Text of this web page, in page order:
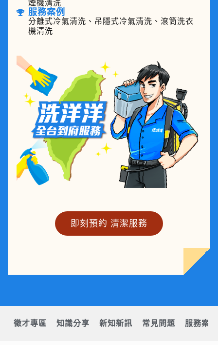
煙機清洗
服務案例
分離式冷氣清洗、吊隱式冷氣清洗、滾筒洗衣
機清洗
即刻預約 清潔服務
徵才專區 知識分享 新知新訊 常見問題 服務案例